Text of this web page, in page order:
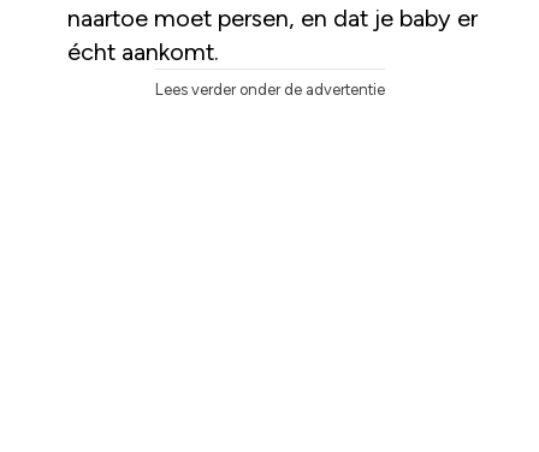
naartoe moet persen, en dat je baby er
écht aankomt.
Lees verder onder de advertentie